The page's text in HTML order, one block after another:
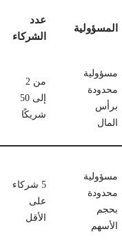
المسؤولية
عدد
الشركاء
مسؤولية
محدودة
برأس
المال
من 2
إلى 50
شريكًا
مسؤولية
محدودة
بحجم
الأسهم
5 شركاء
على
الأقل